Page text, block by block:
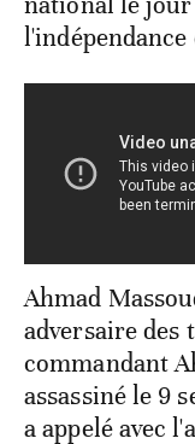
Ahmad
adversaire des
commandant
assassiné le 9
a appelé avec